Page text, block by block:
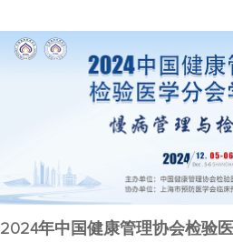
2024年中国健康管理协会检验